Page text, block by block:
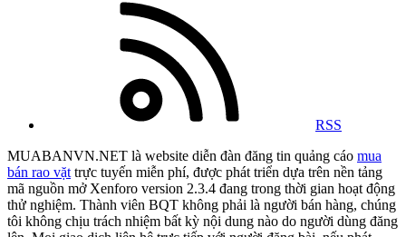
RSS
MUABANVN.NET là website diễn đàn đăng tin quảng cáo mua
bán rao vặt trực tuyến miễn phí, được phát triển dựa trên nền tảng
mã nguồn mở Xenforo version 2.3.4 đang trong thời gian hoạt động
thử nghiệm. Thành viên BQT không phải là người bán hàng, chúng
tôi không chịu trách nhiệm bất kỳ nội dung nào do người dùng đăng